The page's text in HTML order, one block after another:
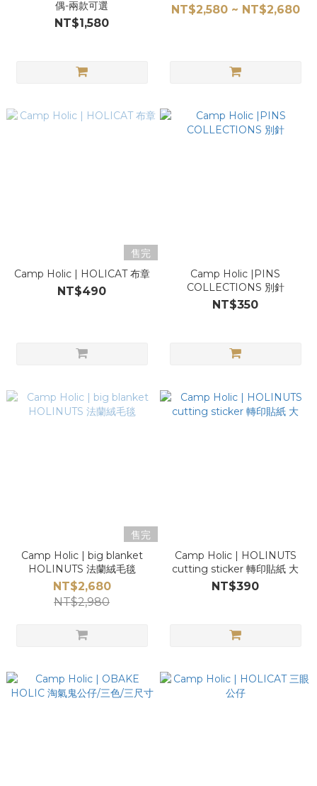
偶-兩款可選
NT$1,580
NT$2,580 ~ NT$2,680
售完
Camp Holic | HOLICAT 布章
NT$490
Camp Holic |PINS
COLLECTIONS 別針
NT$350
售完
Camp Holic | big blanket
HOLINUTS 法蘭絨毛毯
NT$2,680
NT$2,980
Camp Holic | HOLINUTS
cutting sticker 轉印貼紙 大
NT$390